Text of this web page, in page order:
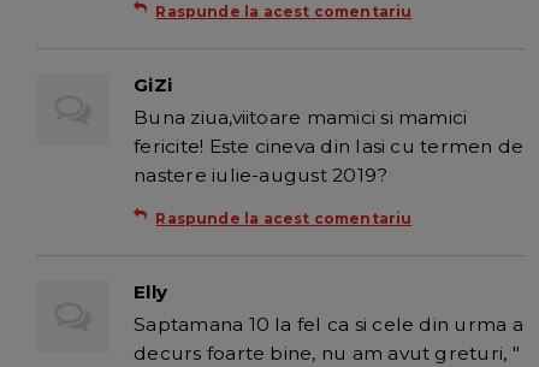
Raspunde la acest comentariu
GiZi
Buna ziua,viitoare mamici si mamici
fericite! Este cineva din Iasi cu termen de
nastere iulie-august 2019?
Raspunde la acest comentariu
Elly
Saptamana 10 la fel ca si cele din urma a
decurs foarte bine, nu am avut greturi, "